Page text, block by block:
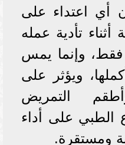
أي اعتداء على
تأدية عمله
فقط، وإنما يمس
ويؤثر على
التمريض
الطبي على أداء
ومستقرة.